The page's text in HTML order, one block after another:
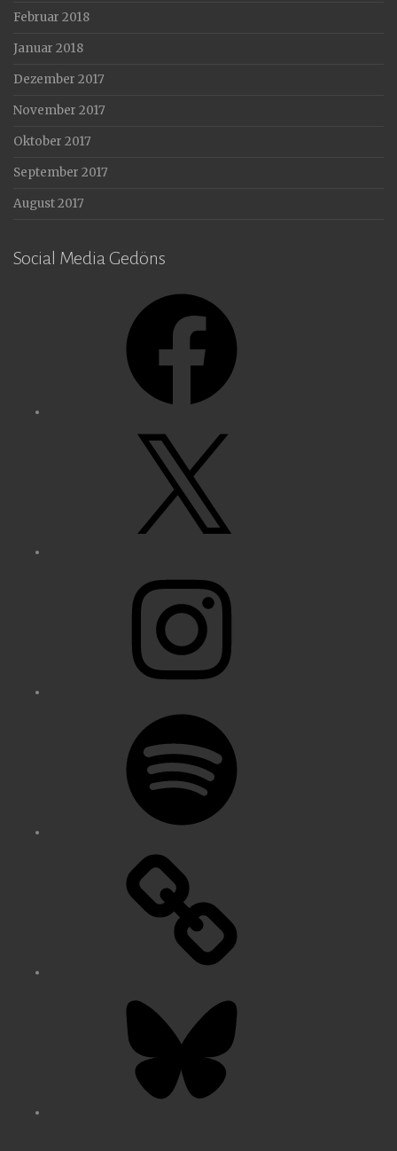
Februar 2018
Januar 2018
Dezember 2017
November 2017
Oktober 2017
September 2017
August 2017
Social Media Gedöns